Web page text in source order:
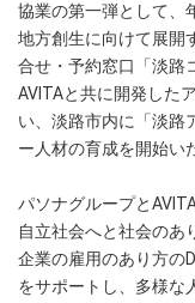
協業の第一弾として、
地方創生に向けて展開
合せ・予約窓口「淡路
AVITAと共に開発した
い、淡路市内に「淡路
ー人材の育成を開始い
パソナグループと
自立社会へと社会のあ
企業の雇用のあり方の
をサポートし、多様な